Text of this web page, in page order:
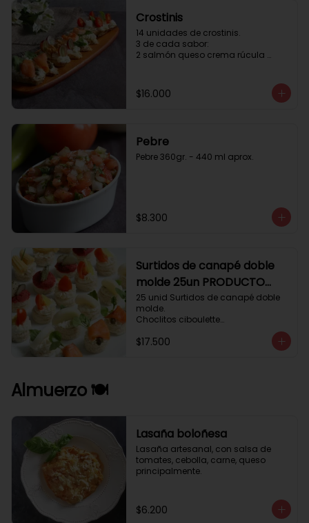
Crostinis
14 unidades de crostinis.
3 de cada sabor:
2 salmón queso crema rúcula
caramelizada y miel.
3 camaron queso crema rúcula.
$16.000
Pebre
Pebre 360gr. - 440 ml aprox.
$8.300
Surtidos de canapé doble
molde 25un PRODUCTO
DELICADO .
25 unid Surtidos de canapé doble
molde.
Choclitos ciboulette
Tomate aji verde.
$17.500
Almuerzo 🍽️
Lasaña boloñesa
Lasaña artesanal, con salsa de
tomates, cebolla, carne, queso
principalmente.
$6.200